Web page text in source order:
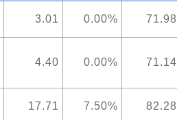
3.01 0.00% 71.98
4.40 0.00% 71.14
17.71 7.50% 82.28